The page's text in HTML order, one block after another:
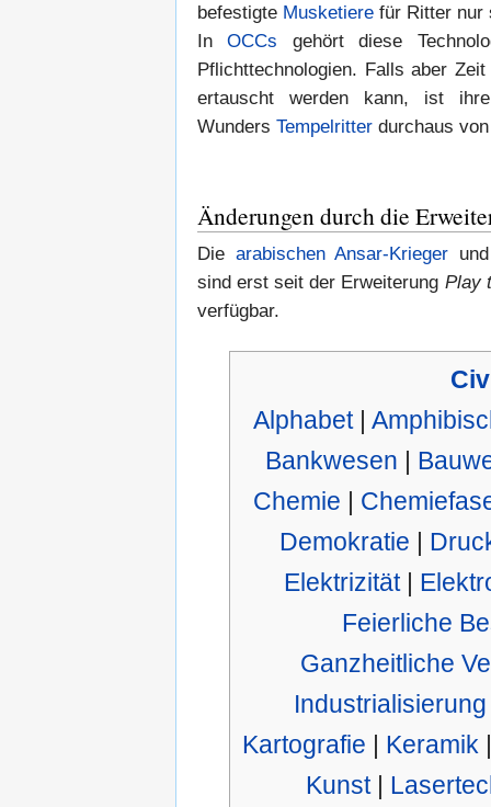
befestigte Musketiere für Ritter nur
InOCCs gehört diese
Pflichttechnologien. Falls aber
ertauscht werden kann, ist
Wunders Tempelritter durchaus
Änderungen durch die
Die arabischen Ansar-Krieger
sind erst seit der Erweiterung Play
verfügbar.
Alphabet|
Bankwesen |
Chemie |
Demokratie |
Elektrizität|
Feierliche
Ganzheitliche
Industrialisierung
Kartografie | Keramik
Kunst|